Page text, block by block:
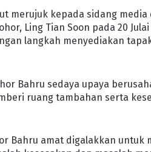
merujuk kepada sidang
Ling Tian Soon pada 20
langkah menyediakan
Bahru sedaya upaya
ruang tambahan serta
Bahru amat digalakkan